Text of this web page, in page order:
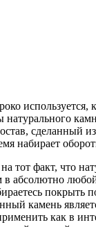
сделанный
набирает
тот факт, что
абсолютно
покрыть
камень
как в